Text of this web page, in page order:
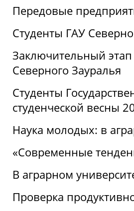
Передовые
Студенты ГАУ
Заключительный этап
Северного Зауралья
Студенты
студенческой весны
Наука молодых: в
«Современные
В аграрном
Проверка